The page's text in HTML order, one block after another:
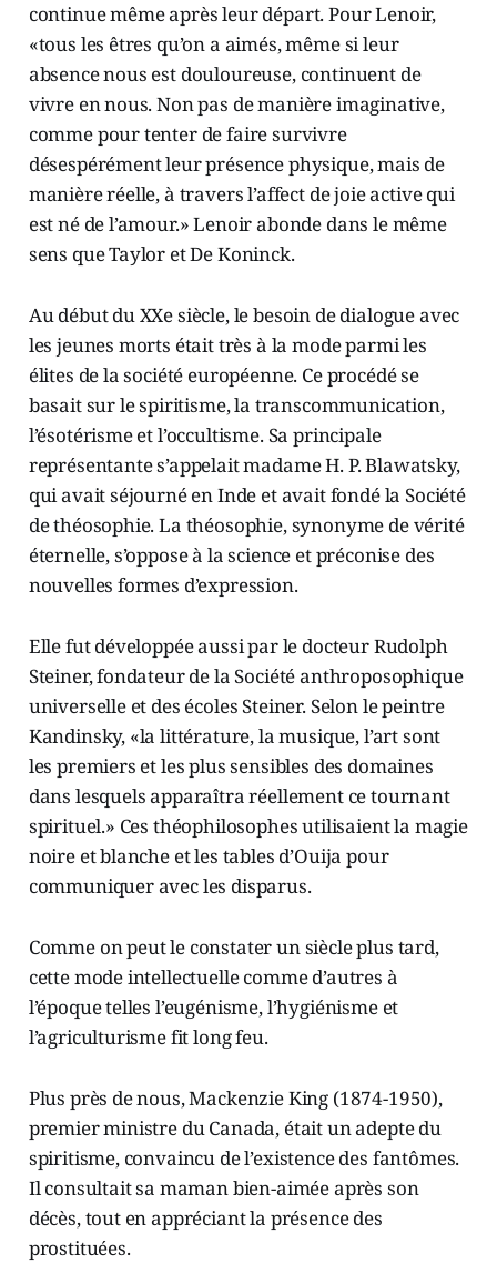
continue même après leur départ. Pour Lenoir,
«tous les êtres qu’on a aimés, même si leur
absence nous est douloureuse, continuent de
vivre en nous. Non pas de manière imaginative,
comme pour tenter de faire survivre
désespérément leur présence physique, mais de
manière réelle, à travers l’affect de joie active qui
est né de l’amour.» Lenoir abonde dans le même
sens que Taylor et De Koninck.
Au début du XXe siècle, le besoin de dialogue avec
les jeunes morts était très à la mode parmi les
élites de la société européenne. Ce procédé se
basait sur le spiritisme, la transcommunication,
l’ésotérisme et l’occultisme. Sa principale
représentante s’appelait madame H. P. Blawatsky,
qui avait séjourné en Inde et avait fondé la Société
de théosophie. La théosophie, synonyme de vérité
éternelle, s’oppose à la science et préconise des
nouvelles formes d’expression.
Elle fut développée aussi par le docteur Rudolph
Steiner, fondateur de la Société anthroposophique
universelle et des écoles Steiner. Selon le peintre
Kandinsky, «la littérature, la musique, l’art sont
les premiers et les plus sensibles des domaines
dans lesquels apparaîtra réellement ce tournant
spirituel.» Ces théophilosophes utilisaient la magie
noire et blanche et les tables d’Ouija pour
communiquer avec les disparus.
Comme on peut le constater un siècle plus tard,
cette mode intellectuelle comme d’autres à
l’époque telles l’eugénisme, l’hygiénisme et
l’agriculturisme fit long feu.
Plus près de nous, Mackenzie King (1874-1950),
premier ministre du Canada, était un adepte du
spiritisme, convaincu de l’existence des fantômes.
Il consultait sa maman bien-aimée après son
décès, tout en appréciant la présence des
prostituées.